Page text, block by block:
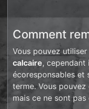
Comment
Vous pouvez utiliser
calcaire, cependant
écoresponsables et
terme. Vous
mais ce ne sont